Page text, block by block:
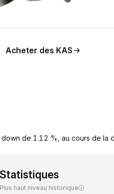
Acheter des KAS
de 1.12 %, au cours de la
Statistiques
Plus haut niveau historique